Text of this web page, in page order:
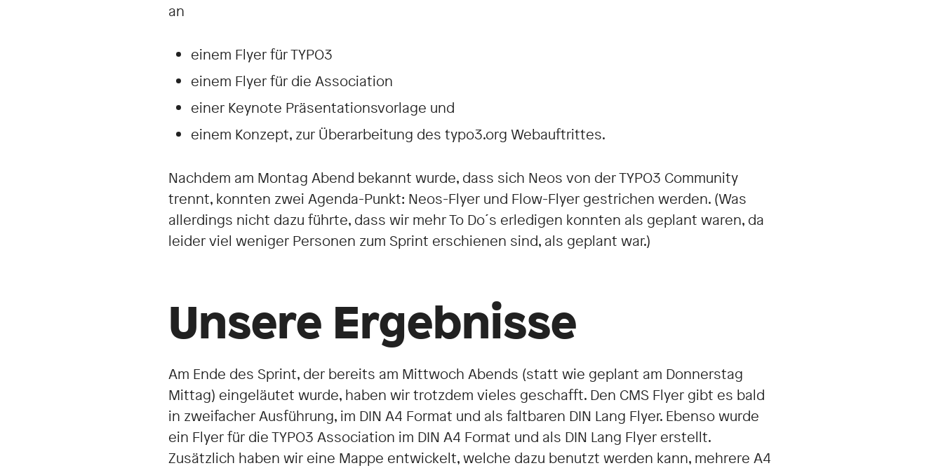
an
einem Flyer für TYPO3
einem Flyer für die Association
einer Keynote Präsentationsvorlage und
einem Konzept, zur Überarbeitung des typo3.org Webauftrittes.
Nachdem am Montag Abend bekannt wurde, dass sich Neos von der TYPO3 Community
trennt, konnten zwei Agenda-Punkt: Neos-Flyer und Flow-Flyer gestrichen werden. (Was
allerdings nicht dazu führte, dass wir mehr To Do´s erledigen konnten als geplant waren, da
leider viel weniger Personen zum Sprint erschienen sind, als geplant war.)
Unsere Ergebnisse
Am Ende des Sprint, der bereits am Mittwoch Abends (statt wie geplant am Donnerstag
Mittag) eingeläutet wurde, haben wir trotzdem vieles geschafft. Den CMS Flyer gibt es bald
in zweifacher Ausführung, im DIN A4 Format und als faltbaren DIN Lang Flyer. Ebenso wurde
ein Flyer für die TYPO3 Association im DIN A4 Format und als DIN Lang Flyer erstellt.
Zusätzlich haben wir eine Mappe entwickelt, welche dazu benutzt werden kann, mehrere A4